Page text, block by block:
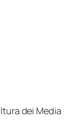
dei Media